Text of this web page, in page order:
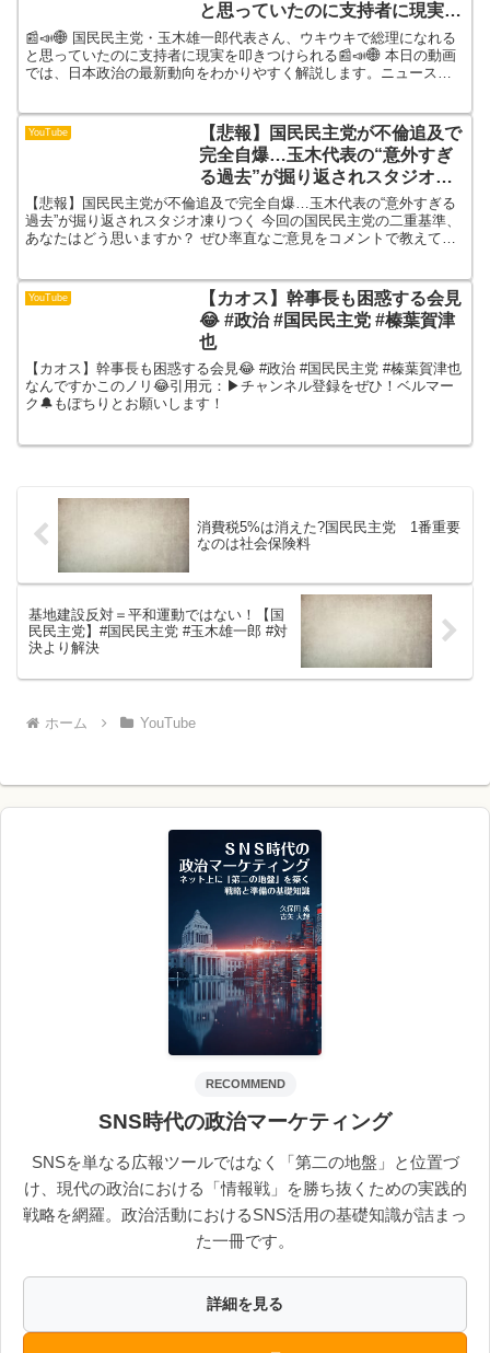
と思っていたのに支持者に現実を
叩きつけられる📰📣🌐
📰📣🌐 国民民主党・玉木雄一郎代表さん、ウキウキで総理になれる
と思っていたのに支持者に現実を叩きつけられる📰📣🌐 本日の動画
では、日本政治の最新動向をわかりやすく解説します。ニュースの
YouTube
【悲報】国民民主党が不倫追及で
完全自爆…玉木代表の“意外すぎ
る過去”が掘り返されスタジオ凍
りつく
【悲報】国民民主党が不倫追及で完全自爆…玉木代表の“意外すぎる
過去”が掘り返されスタジオ凍りつく 今回の国民民主党の二重基準、
あなたはどう思いますか？ ぜひ率直なご意見をコメントで教えてく
YouTube
【カオス】幹事長も困惑する会見
😂 #政治 #国民民主党 #榛葉賀津
也
【カオス】幹事長も困惑する会見😂 #政治 #国民民主党 #榛葉賀津也
なんですかこのノリ😂引用元：▶チャンネル登録をぜひ！ベルマー
ク🔔もぽちりとお願いします！
消費税5%は消えた?国民民主党 1番重要
なのは社会保険料
基地建設反対＝平和運動ではない！【国
民民主党】#国民民主党 #玉木雄一郎 #対
決より解決
ホーム YouTube
RECOMMEND
SNS時代の政治マーケティング
SNSを単なる広報ツールではなく「第二の地盤」と位置づ
け、現代の政治における「情報戦」を勝ち抜くための実践的
戦略を網羅。政治活動におけるSNS活用の基礎知識が詰まっ
た一冊です。
詳細を見る